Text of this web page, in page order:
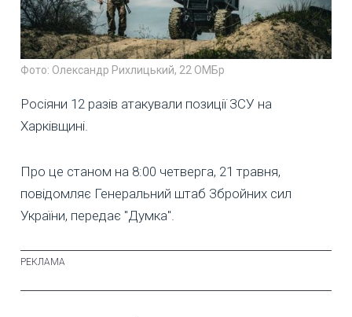
Фото: Олександр Рихлицький, 22 ОМБр
Росіяни 12 разів атакували позиції ЗСУ на
Харківщині.
Про це станом на 8:00 четверга, 21 травня,
повідомляє Генеральний штаб Збройних сил
України, передає "Думка".